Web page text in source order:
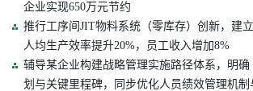
企业实现650万元节约
推行工序间JIT物料系统（零库存）创新，建
人均生产效率提升20%，员工收入增加8%
辅导某企业构建战略管理实施路径体系，明
划与关键里程碑，同步优化人员绩效管理机制